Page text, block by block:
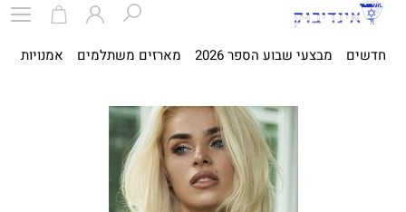
חדשים מבצעי שבוע הספר 2026 מארזים משתלמים אמנויות